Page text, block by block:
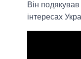
Він
інтересах